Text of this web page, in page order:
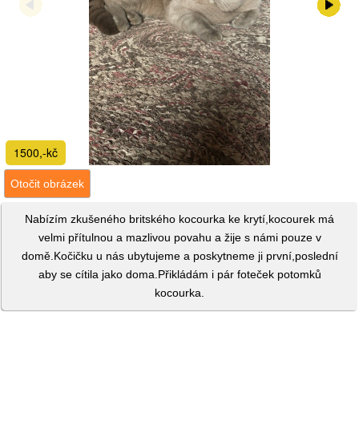
1500,-kč
Otočit obrázek
Nabízím zkušeného britského kocourka ke krytí,kocourek má
velmi přítulnou a mazlivou povahu a žije s námi pouze v
domě.Kočičku u nás ubytujeme a poskytneme ji první,poslední
aby se cítila jako doma.Přikládám i pár foteček potomků
kocourka.